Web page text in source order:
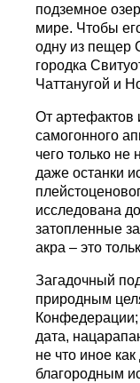
подземное
мире. Чтобы
одну из пещер
городка
Чаттанугой и
От артефактов
самогонного
чего только
даже останки
исследована
затопленные
акра – это
Загадочный
природным
Конфедерации;
дата,
не что иное
благородным